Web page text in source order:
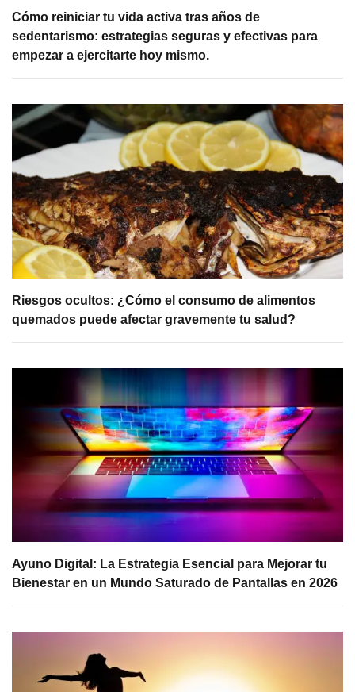
Cómo reiniciar tu vida activa tras años de
sedentarismo: estrategias seguras y efectivas para
empezar a ejercitarte hoy mismo.
Riesgos ocultos: ¿Cómo el consumo de alimentos
quemados puede afectar gravemente tu salud?
Ayuno Digital: La Estrategia Esencial para Mejorar tu
Bienestar en un Mundo Saturado de Pantallas en 2026